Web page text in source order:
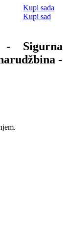
Kupi sada
Kupi sad
-
Sigurna
-